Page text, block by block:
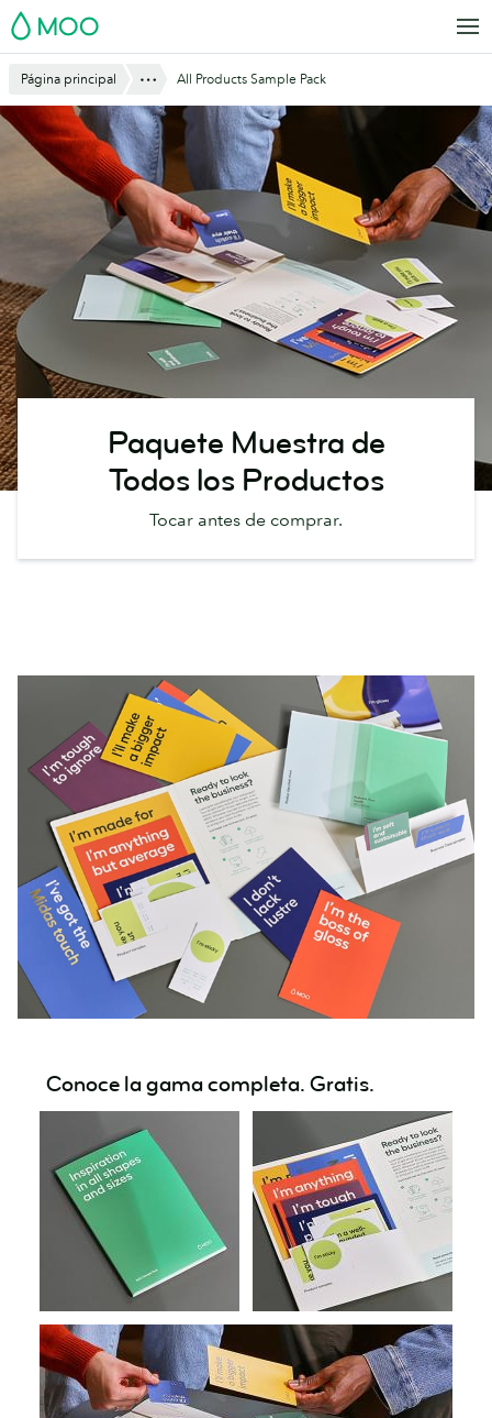
Saltar
al
principal
MOO
Página principal Mostrar todo
All Products Sample Pack
Paquete Muestra de
Todos los Productos
Tocar antes de comprar.
Conoce la gama completa. Gratis.